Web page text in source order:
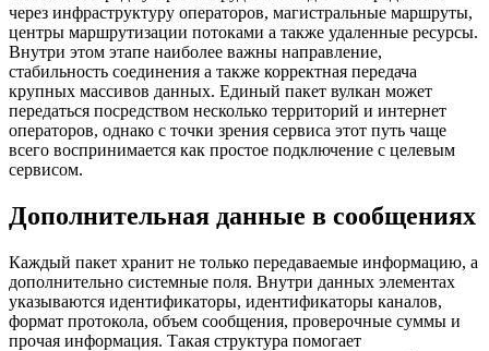
через инфраструктуру операторов, магистральные маршруты,
центры маршрутизации потоками а также удаленные ресурсы.
Внутри этом этапе наиболее важны направление,
стабильность соединения а также корректная передача
крупных массивов данных. Единый пакет вулкан может
передаться посредством несколько территорий и интернет
операторов, однако с точки зрения сервиса этот путь чаще
всего воспринимается как простое подключение с целевым
сервисом.
Дополнительная данные в сообщениях
Каждый пакет хранит не только передаваемые информацию, а
дополнительно системные поля. Внутри данных элементах
указываются идентификаторы, идентификаторы каналов,
формат протокола, объем сообщения, проверочные суммы и
прочая информация. Такая структура помогает